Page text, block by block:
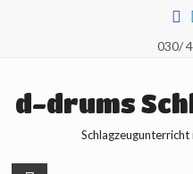
030/
d-drums